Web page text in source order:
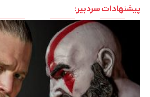
پیشنهادات سردبیر: